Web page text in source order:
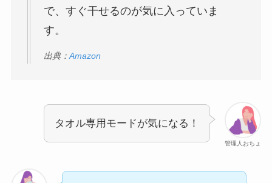
で、すぐ干せるのが気に入っていま
す。
出典： Amazon
管理人おちょ
タオル専用モードが気になる！